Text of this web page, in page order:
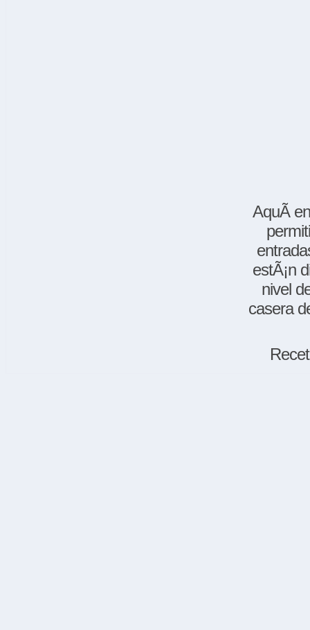
AquÃ­
estÃ¡n
nivel
casera